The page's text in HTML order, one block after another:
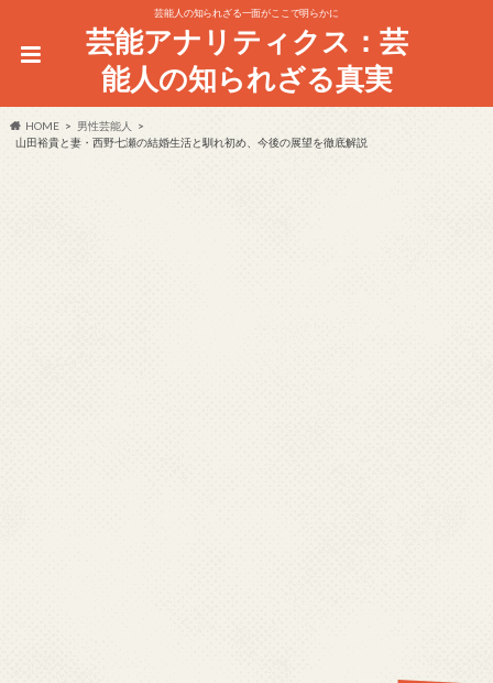
芸能人の知られざる一面がここで明らかに
芸能アナリティクス：芸
能人の知られざる真実
HOME
男性芸能人
山田裕貴と妻・西野七瀬の結婚生活と馴れ初め、今後の展望を徹底解説